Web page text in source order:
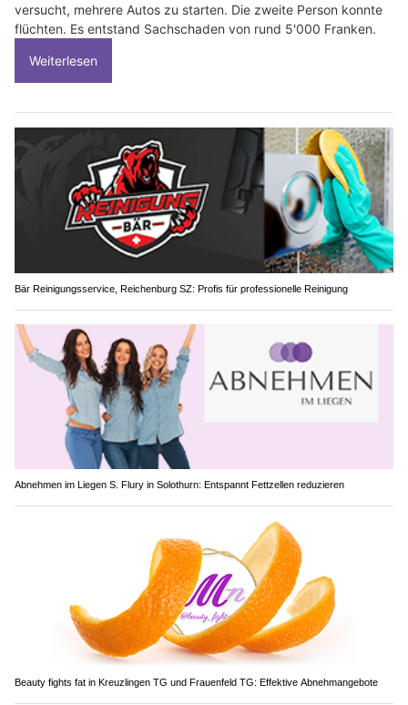
versucht, mehrere Autos zu starten. Die zweite Person konnte
flüchten. Es entstand Sachschaden von rund 5'000 Franken.
Weiterlesen
Bär Reinigungsservice, Reichenburg SZ: Profis für professionelle Reinigung
Abnehmen im Liegen S. Flury in Solothurn: Entspannt Fettzellen reduzieren
Beauty fights fat in Kreuzlingen TG und Frauenfeld TG: Effektive Abnehmangebote